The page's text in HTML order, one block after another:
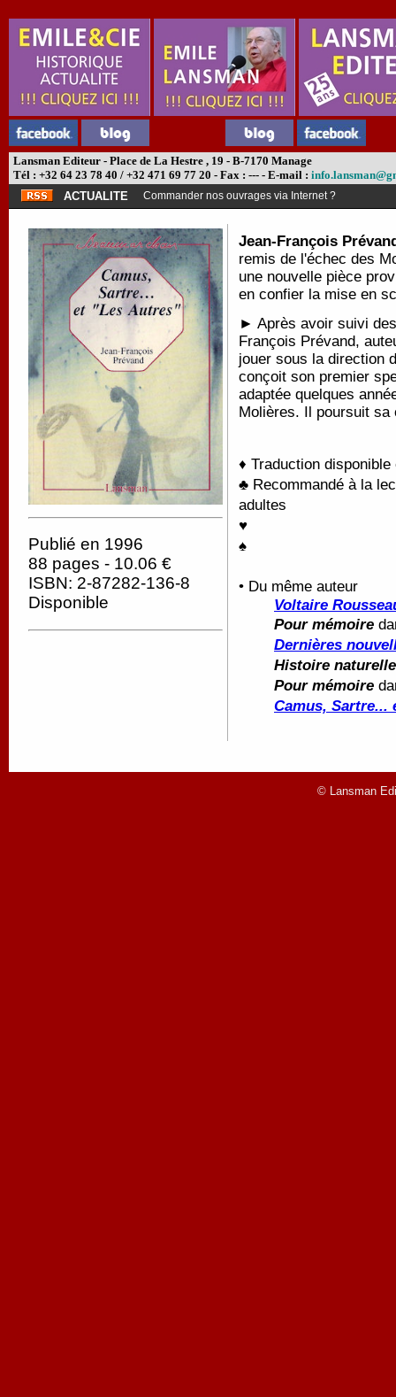
Lansman Editeur - Place de La Hestre , 19 - B-7170 Manage
Tél : +32 64 23 78 40 / +32 471 69 77 20 - Fax : --- - E-mail :
ACTUALITE
Commander nos ouvrages via Internet ?
Publié en 1996
88 pages - 10.06 €
ISBN: 2-87282-136-8
Disponible
Jean-François
remis de l'échec des
une nouvelle pièce
en confier la mise en
► Après avoir suivi
François Prévand,
jouer sous la direction
conçoit son premier
adaptée quelques
Molières. Il poursuit
♦ Traduction
♣ Recommandé à la
adultes
♥
♠
• Du même auteur
Voltaire
Pour mémoire
Dernières
Histoire naturelle
Pour mémoire
Camus, Sartre...
© Lansman